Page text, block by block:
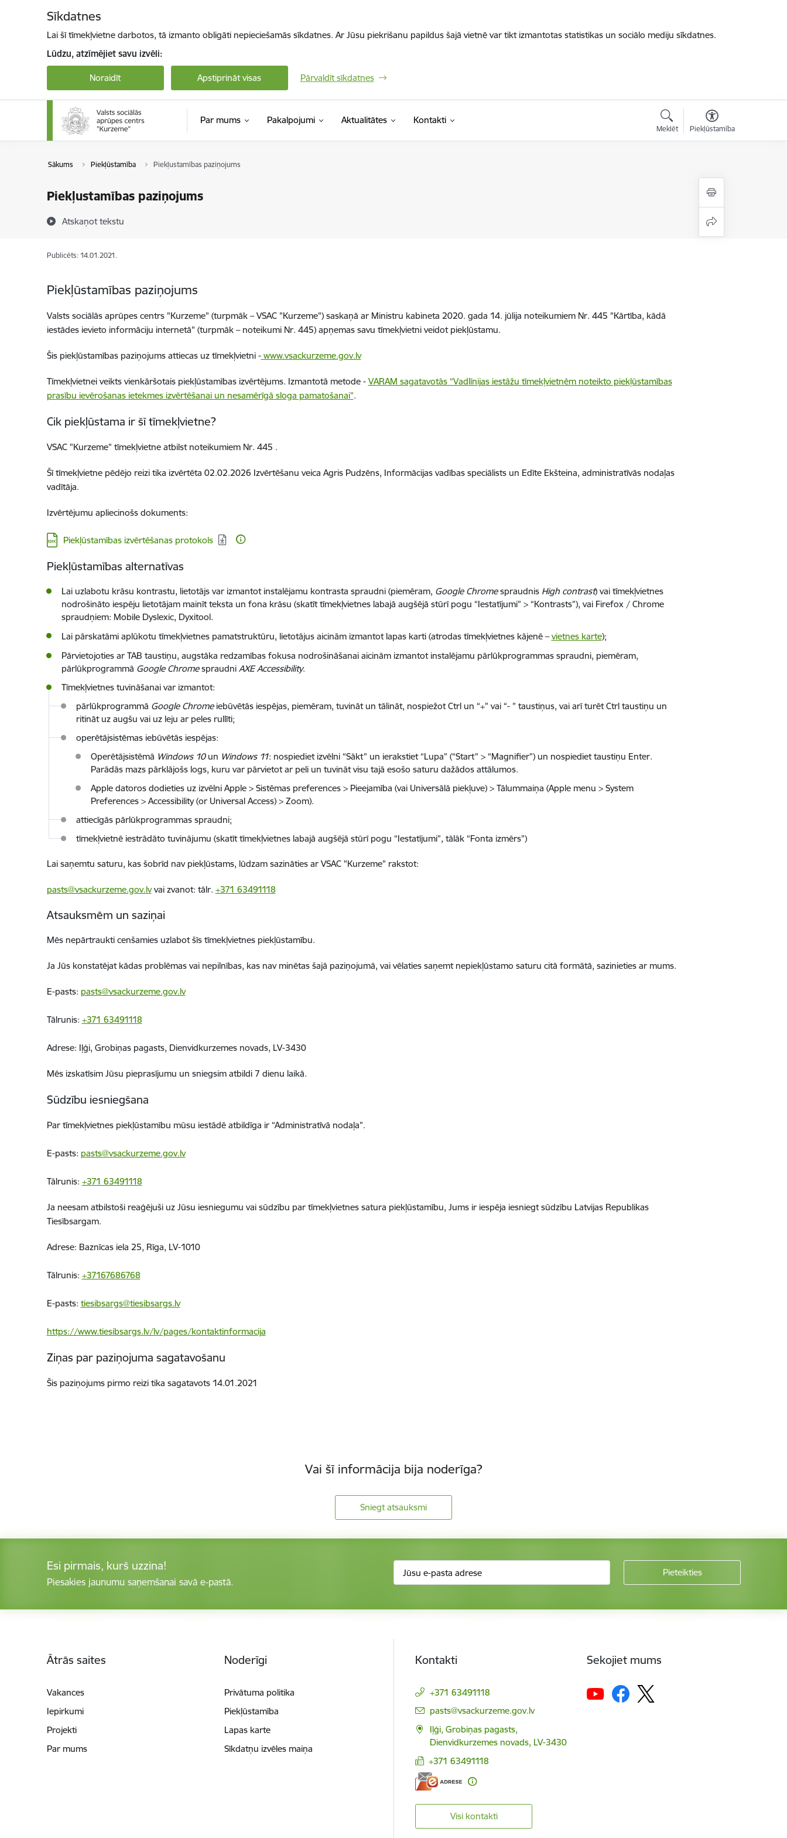
Sīkdatnes
Lai šī tīmekļvietne darbotos, tā izmanto obligāti nepieciešamās sīkdatnes. Ar Jūsu piekrišanu papildus šajā vietnē var tikt izmantotas statistikas un sociālo mediju sīkdatnes.
Lūdzu, atzīmējiet savu izvēli:
Noraidīt Apstiprināt visas Pārvaldīt sīkdatnes
Par mums Pakalpojumi Aktualitātes Kontakti
Meklēt Piekļūstamība
Sākums Piekļūstamība Piekļustamības paziņojums
Piekļustamības paziņojums
Atskaņot tekstu
Publicēts: 14.01.2021.
Piekļūstamības paziņojums
Valsts sociālās aprūpes centrs "Kurzeme" (turpmāk – VSAC "Kurzeme") saskaņā ar Ministru kabineta 2020. gada 14. jūlija noteikumiem Nr. 445 "Kārtība, kādā
iestādes ievieto informāciju internetā" (turpmāk – noteikumi Nr. 445) apņemas savu tīmekļvietni veidot piekļūstamu.
Šis piekļūstamības paziņojums attiecas uz tīmekļvietni -www.vsackurzeme.gov.lv
Tīmekļvietnei veikts vienkāršotais piekļūstamības izvērtējums. Izmantotā metode - VARAM sagatavotās “Vadlīnijas iestāžu tīmekļvietnēm noteikto piekļūstamības
prasību ievērošanas ietekmes izvērtēšanai un nesamērīgā sloga pamatošanai”.
Cik piekļūstama ir šī tīmekļvietne?
VSAC "Kurzeme" tīmekļvietne atbilst noteikumiem Nr. 445 .
Šī tīmekļvietne pēdējo reizi tika izvērtēta 02.02.2026 Izvērtēšanu veica Agris Pudzēns, Informācijas vadības speciālists un Edīte Ekšteina, administratīvās nodaļas
vadītāja.
Izvērtējumu apliecinošs dokuments:
Lejupielādēt:
Piekļūstamības izvērtēšanas protokols
Piekļūstamības alternatīvas
Lai uzlabotu krāsu kontrastu, lietotājs var izmantot instalējamu kontrasta spraudni (piemēram, Google Chromespraudnis High contrast) vai tīmekļvietnes
nodrošināto iespēju lietotājam mainīt teksta un fona krāsu (skatīt tīmekļvietnes labajā augšējā stūrī pogu “Iestatījumi” > “Kontrasts”), vai Firefox / Chrome
spraudņiem: Mobile Dyslexic, Dyxitool.
Lai pārskatāmi aplūkotu tīmekļvietnes pamatstruktūru, lietotājus aicinām izmantot lapas karti (atrodas tīmekļvietnes kājenē –vietnes karte);
Pārvietojoties ar TAB taustiņu, augstāka redzamības fokusa nodrošināšanai aicinām izmantot instalējamu pārlūkprogrammas spraudni, piemēram,
pārlūkprogrammā Google Chromespraudni AXE Accessibility.
Tīmekļvietnes tuvināšanai var izmantot:
pārlūkprogrammā Google Chromeiebūvētās iespējas, piemēram, tuvināt un tālināt, nospiežot Ctrl un “+” vai “- ” taustiņus, vai arī turēt Ctrl taustiņu un
ritināt uz augšu vai uz leju ar peles rullīti;
operētājsistēmas iebūvētās iespējas:
Operētājsistēmā Windows 10un Windows 11: nospiediet izvēlni “Sākt” un ierakstiet “Lupa” (“Start” > “Magnifier”) un nospiediet taustiņu Enter.
Parādās mazs pārklājošs logs, kuru var pārvietot ar peli un tuvināt visu tajā esošo saturu dažādos attālumos.
Apple datoros dodieties uz izvēlni Apple > Sistēmas preferences > Pieejamība (vai Universālā piekļuve) > Tālummaiņa (Apple menu > System
Preferences > Accessibility (or Universal Access) > Zoom).
attiecīgās pārlūkprogrammas spraudni;
tīmekļvietnē iestrādāto tuvinājumu (skatīt tīmekļvietnes labajā augšējā stūrī pogu “Iestatījumi”, tālāk “Fonta izmērs”)
Lai saņemtu saturu, kas šobrīd nav piekļūstams, lūdzam sazināties ar VSAC "Kurzeme" rakstot:
pasts@vsackurzeme.gov.lvvai zvanot: tālr. +371 63491118
Atsauksmēm un saziņai
Mēs nepārtraukti cenšamies uzlabot šīs tīmekļvietnes piekļūstamību.
Ja Jūs konstatējat kādas problēmas vai nepilnības, kas nav minētas šajā paziņojumā, vai vēlaties saņemt nepiekļūstamo saturu citā formātā, sazinieties ar mums.
E-pasts: pasts@vsackurzeme.gov.lv
Tālrunis: +371 63491118
Adrese: Iļģi, Grobiņas pagasts, Dienvidkurzemes novads, LV-3430
Mēs izskatīsim Jūsu pieprasījumu un sniegsim atbildi 7 dienu laikā.
Sūdzību iesniegšana
Par tīmekļvietnes piekļūstamību mūsu iestādē atbildīga ir “Administratīvā nodaļa”.
E-pasts: pasts@vsackurzeme.gov.lv
Tālrunis: +371 63491118
Ja neesam atbilstoši reaģējuši uz Jūsu iesniegumu vai sūdzību par tīmekļvietnes satura piekļūstamību, Jums ir iespēja iesniegt sūdzību Latvijas Republikas
Tiesībsargam.
Adrese: Baznīcas iela 25, Rīga, LV-1010
Tālrunis: +37167686768
E-pasts: tiesibsargs@tiesibsargs.lv
https://www.tiesibsargs.lv/lv/pages/kontaktinformacija
Ziņas par paziņojuma sagatavošanu
Šis paziņojums pirmo reizi tika sagatavots 14.01.2021
Vai šī informācija bija noderīga?
Sniegt atsauksmi
Esi pirmais, kurš uzzina!
Piesakies jaunumu saņemšanai savā e-pastā.
Ātrās saites
Vakances
Iepirkumi
Projekti
Par mums
Noderīgi
Privātuma politika
Piekļūstamība
Lapas karte
Sīkdatņu izvēles maiņa
Kontakti
+371 63491118
E-pasts:
pasts@vsackurzeme.gov.lv
Iļģi, Grobiņas pagasts,
Dienvidkurzemes novads, LV-3430
+371 63491118
Visi kontakti
Sekojiet mums